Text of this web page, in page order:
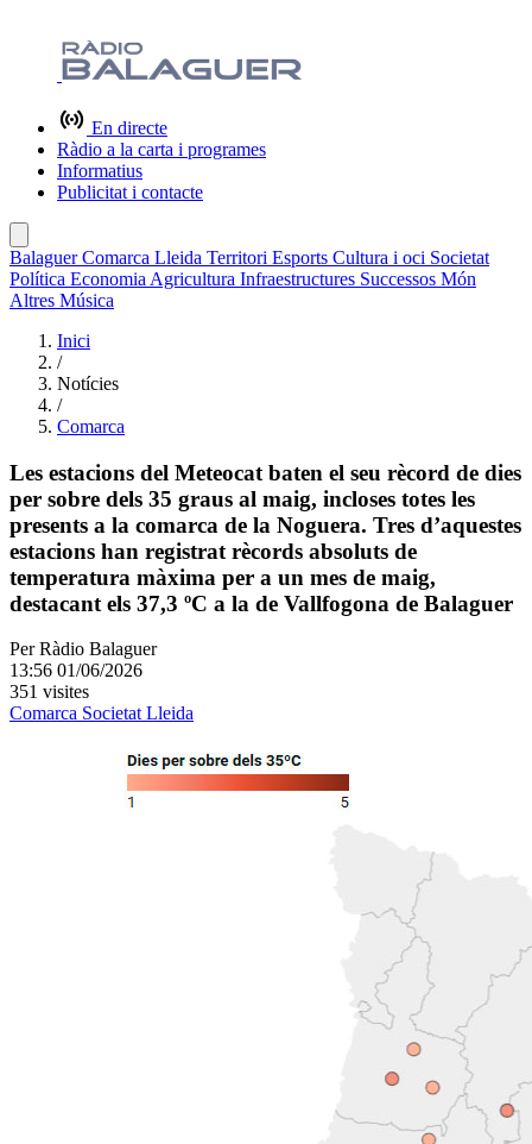
En directe
Ràdio a la carta i programes
Informatius
Publicitat i contacte
BalaguerComarca Lleida Territori Esports Cultura i oci Societat
Política Economia Agricultura Infraestructures Successos Món
Altres Música
Inici
/
Notícies
/
Comarca
Les estacions del Meteocat baten el seu rècord de dies
per sobre dels 35 graus al maig, incloses totes les
presents a la comarca de la Noguera. Tres d’aquestes
estacions han registrat rècords absoluts de
temperatura màxima per a un mes de maig,
destacant els 37,3 ºC a la de Vallfogona de Balaguer
Per Ràdio Balaguer
13:56 01/06/2026
351 visites
Comarca SocietatLleida